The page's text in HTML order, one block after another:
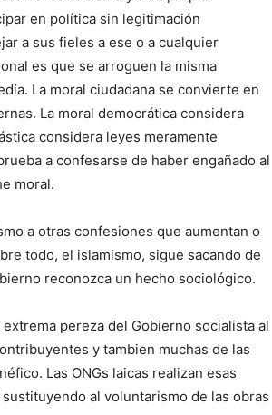
en política sin legitimación
a sus fieles a ese o a cualquier
es que se arroguen la misma
La moral ciudadana se convierte en
La moral democrática considera
considera leyes meramente
a confesarse de haber engañado al
moral.
a otras confesiones que aumentan o
todo, el islamismo, sigue sacando de
reconozca un hecho sociológico.
pereza del Gobierno socialista al
y tambien muchas de las
Las ONGs laicas realizan esas
al voluntarismo de las obras